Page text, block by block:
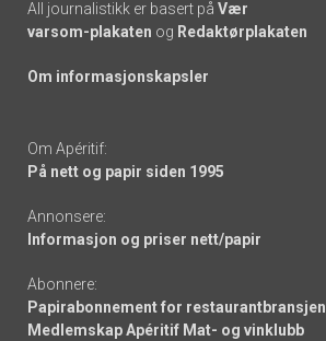
All journalistikk er basert på Vær
varsom-plakaten og Redaktørplakaten
Om informasjonskapsler
Om Apéritif:
På nett og papir siden 1995
Annonsere:
Informasjon og priser nett/papir
Abonnere:
Papirabonnement for restaurantbransjen
Medlemskap Apéritif Mat- og vinklubb